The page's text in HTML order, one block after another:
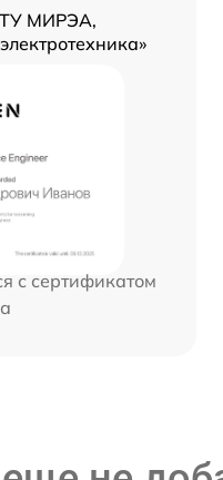
МИРЭА,
с сертификатом